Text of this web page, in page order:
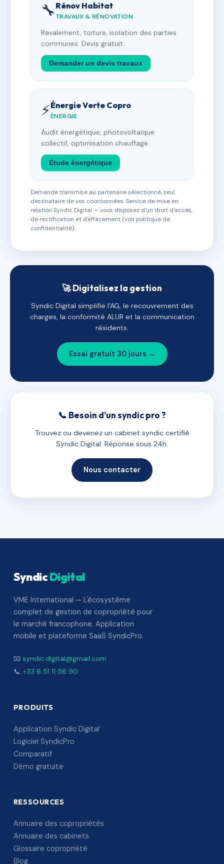
🔧 Rénov Habitat
TRAVAUX & RÉNOVATION
Ravalement, toiture, isolation des parties
communes. Devis gratuit.
Demander un devis travaux
⚡Énergie Verte Copro
ÉNERGIE
Audit énergétique, photovoltaïque
collectif, optimisation chauffage.
Étude énergétique
Demande transmise au partenaire sélectionné, seul
destinataire de vos coordonnées. Service de mise en
relation Syndic Digital — vous disposez d'un droit d'accès,
de rectification et d'effacement (voir politique de
confidentialité).
🚀 Digitalisez la gestion
Syndic Digital simplifie l'AG, le recouvrement des
charges, la conformité ALUR et la communication
résidents.
Essai gratuit 30 jours →
📞 Besoin d'un syndic pro ?
Trouvez ou devenez un cabinet syndic certifié
Syndic Digital. Réponse sous 24h.
Nous contacter
SyndicDigital
VME International — L'écosystème
complet de gestion de copropriété pour
le marché francophone. Application
mobile et plateforme SaaS SyndicPro.
📧 syndic.digital@gmail.com
📞 +33 6 51 11 56 90
PRODUITS
Application Syndic Digital
Logiciel SyndicPro
Comparatif
Démo gratuite
RESSOURCES
Annuaire des copropriétés
Annuaire des cabinets
Glossaire copropriété
Blog